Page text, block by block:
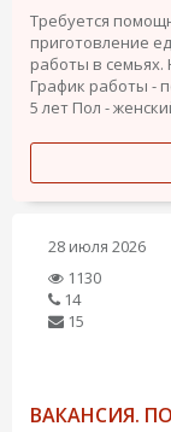
Требуется
приготовление
работы в семьях.
График работы -
5 лет Пол -
28 июля 2026
1130
14
15
ВАКАНСИЯ.